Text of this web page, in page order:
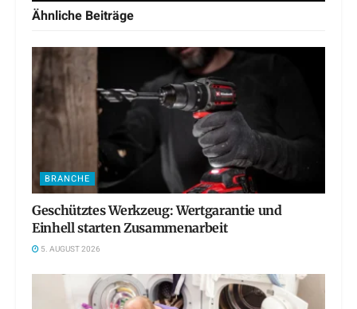
Ähnliche Beiträge
BRANCHE
Geschütztes Werkzeug: Wertgarantie und
Einhell starten Zusammenarbeit
5. AUGUST 2026